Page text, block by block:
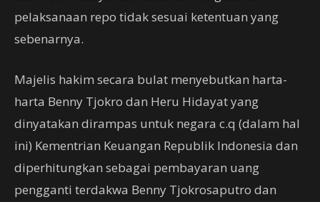
pelaksanaan repo tidak sesuai ketentuan yang
sebenarnya.
Majelis hakim secara bulat menyebutkan harta-
harta Benny Tjokro dan Heru Hidayat yang
dinyatakan dirampas untuk negara c.q (dalam hal
ini) Kementrian Keuangan Republik Indonesia dan
diperhitungkan sebagai pembayaran uang
pengganti terdakwa Benny Tjokrosaputro dan